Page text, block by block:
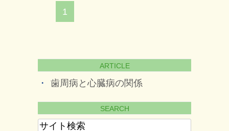
1
ARTICLE
歯周病と心臓病の関係
SEARCH